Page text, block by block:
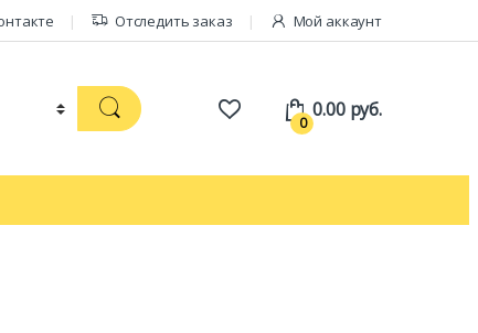
Отследить заказ Мой аккаунт
0
0.00 руб.